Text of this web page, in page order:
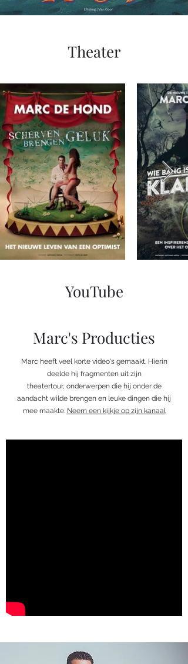
Theater
YouTube
Marc's Producties
Marc heeft veel korte video's gemaakt. Hierin
deelde hij fragmenten uit zijn
theatertour, onderwerpen die hij onder de
aandacht wilde brengen en leuke dingen die hij
mee maakte. Neem een kijkje op zijn kanaal